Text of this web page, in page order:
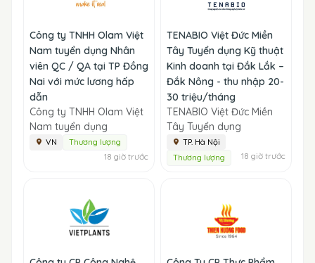
Công ty TNHH Olam Việt
Nam tuyển dụng Nhân
viên QC / QA tại TP Đồng
Nai với mức lương hấp
dẫn
Công ty TNHH Olam Việt
Nam tuyển dụng
VN Thương lượng
18 giờ trước
TENABIO Việt Đức Miền
Tây Tuyển dụng Kỹ thuật
Kinh doanh tại Đắk Lắk –
Đắk Nông - thu nhập 20-
30 triệu/tháng
TENABIO Việt Đức Miền
Tây Tuyển dụng
TP. Hà Nội
Thương lượng
18 giờ trước